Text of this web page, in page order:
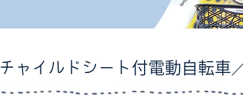
チャイルドシート付電動自